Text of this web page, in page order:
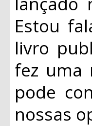
Estou
livro
fez uma
pode
nossas